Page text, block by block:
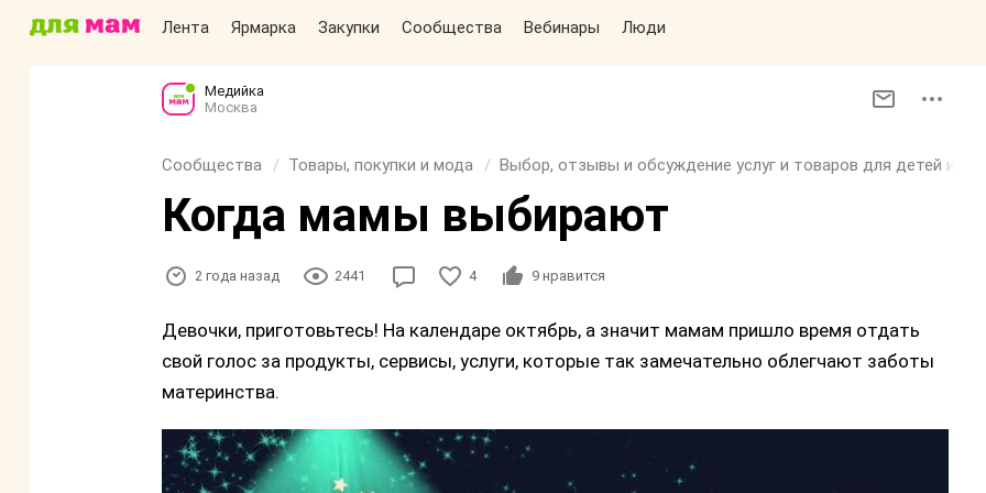
Лента Ярмарка Закупки Сообщества Вебинары Люди
Медийка
Москва
Сообщества Товары, покупки и мода Выбор, отзывы и обсуждение услуг и товаров для детей и
Когда мамы выбирают
2 года назад 2441 4 9 нравится
Девочки, приготовьтесь! На календаре октябрь, а значит мамам пришло время отдать
свой голос за продукты, сервисы, услуги, которые так замечательно облегчают заботы
материнства.